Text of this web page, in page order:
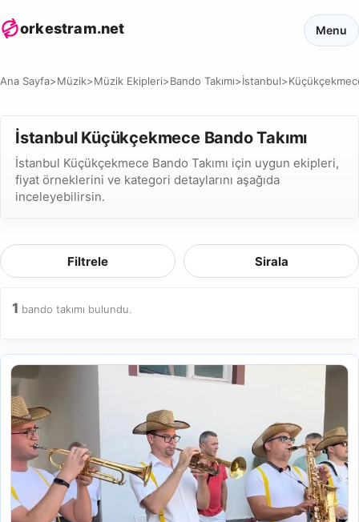
orkestram.net Menu
Ana Sayfa>Müzik>Müzik Ekipleri>Bando Takımı>İstanbul>
İstanbul Küçükçekmece Bando Takımı
İstanbul Küçükçekmece Bando Takımı için uygun ekipleri,
fiyat örneklerini ve kategori detaylarını aşağıda
inceleyebilirsin.
Filtrele Sirala
1 bando takımı bulundu.